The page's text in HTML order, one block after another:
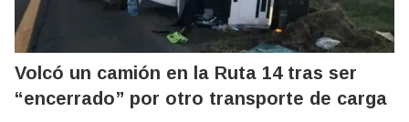
Volcó un camión en la Ruta 14 tras ser
“encerrado” por otro transporte de carga